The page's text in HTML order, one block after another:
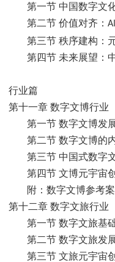
第一节 中国数字文
第二节 价值对齐：
第三节 秩序建构：
第四节 未来展望：
行业篇
第十一章 数字文博行业
第一节 数字文博发
第二节 数字文博的
第三节 中国式数字
第四节 文博元宇宙
附：数字文博参考
第十二章 数字文旅行业
第一节 数字文旅基
第二节 数字文旅发
第三节 文旅元宇宙